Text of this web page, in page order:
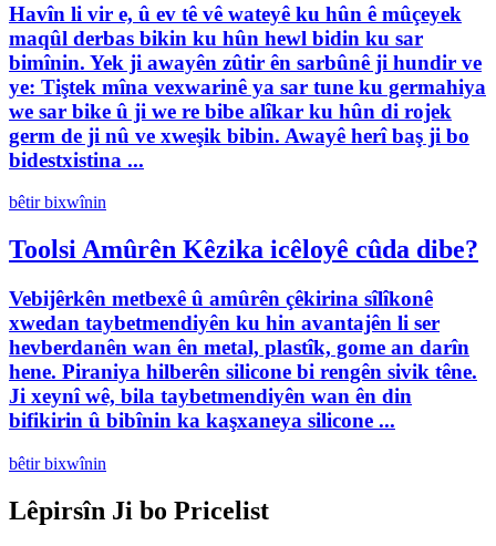
Havîn li vir e, û ev tê vê wateyê ku hûn ê mûçeyek
maqûl derbas bikin ku hûn hewl bidin ku sar
bimînin. Yek ji awayên zûtir ên sarbûnê ji hundir ve
ye: Tiştek mîna vexwarinê ya sar tune ku germahiya
we sar bike û ji we re bibe alîkar ku hûn di rojek
germ de ji nû ve xweşik bibin. Awayê herî baş ji bo
bidestxistina ...
bêtir bixwînin
Toolsi Amûrên Kêzika icêloyê cûda dibe?
Vebijêrkên metbexê û amûrên çêkirina sîlîkonê
xwedan taybetmendiyên ku hin avantajên li ser
hevberdanên wan ên metal, plastîk, gome an darîn
hene. Piraniya hilberên silicone bi rengên sivik têne.
Ji xeynî wê, bila taybetmendiyên wan ên din
bifikirin û bibînin ka kaşxaneya silicone ...
bêtir bixwînin
Lêpirsîn Ji bo Pricelist